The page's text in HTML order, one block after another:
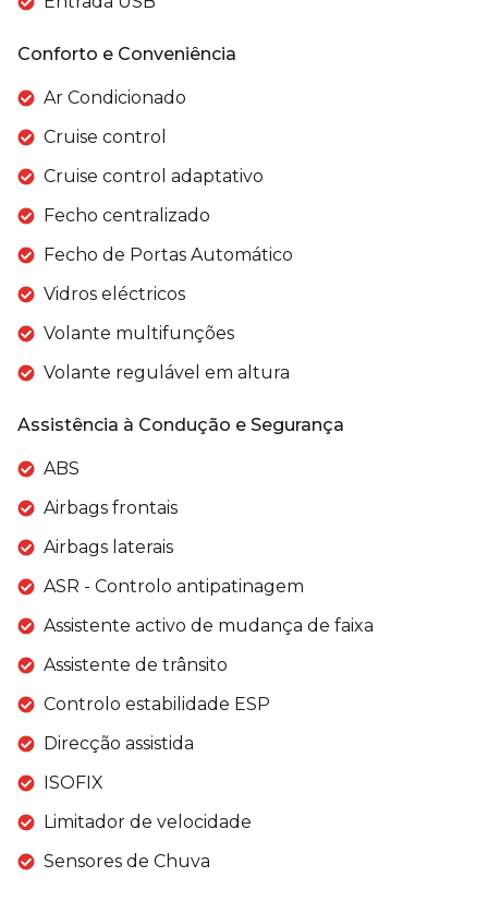
Conforto e Conveniência
Ar Condicionado
Cruise control
Cruise control adaptativo
Fecho centralizado
Fecho de Portas Automático
Vidros eléctricos
Volante multifunções
Volante regulável em altura
Assistência à Condução e Segurança
ABS
Airbags frontais
Airbags laterais
ASR - Controlo antipatinagem
Assistente activo de mudança de faixa
Assistente de trânsito
Controlo estabilidade ESP
Direcção assistida
ISOFIX
Limitador de velocidade
Sensores de Chuva